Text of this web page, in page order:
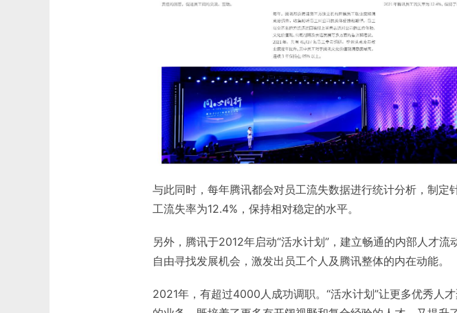
与此同时，每年腾讯都会对员工流失数据进行统计分析，制定
工流失率为12.4%，保持相对稳定的水平。
另外，腾讯于2012年启动“活水计划”，建立畅通的内部人才
自由寻找发展机会，激发出员工个人及腾讯整体的内在动能。
2021年，有超过4000人成功调职。“活水计划”让更多优秀人